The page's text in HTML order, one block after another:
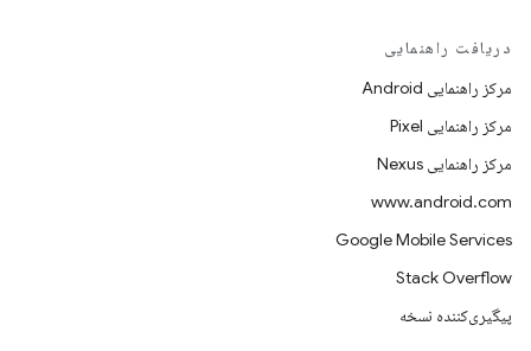
دریافت راهنمایی
مرکز راهنمایی Android
مرکز راهنمایی Pixel
مرکز راهنمایی Nexus
www.android.com
Google Mobile Services
Stack Overflow
پیگیری‌کننده نسخه